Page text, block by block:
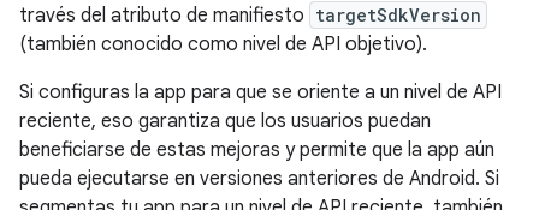
través del atributo de manifiesto targetSdkVersion
(también conocido como nivel de API objetivo).
Si configuras la app para que se oriente a un nivel de API
reciente, eso garantiza que los usuarios puedan
beneficiarse de estas mejoras y permite que la app aún
pueda ejecutarse en versiones anteriores de Android. Si